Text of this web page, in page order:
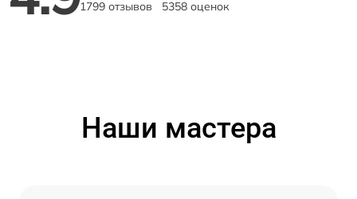
1799 отзывов 5358 оценок
Наши мастера